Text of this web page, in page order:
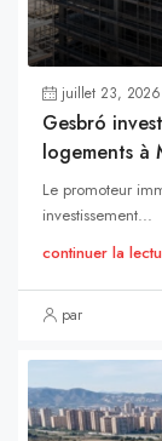
juillet 23, 2026
Gesbró
logements à
Le promoteur
investissement...
continuer la
par